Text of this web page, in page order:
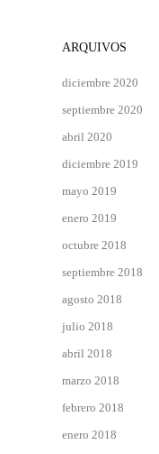
ARQUIVOS
diciembre 2020
septiembre 2020
abril 2020
diciembre 2019
mayo 2019
enero 2019
octubre 2018
septiembre 2018
agosto 2018
julio 2018
abril 2018
marzo 2018
febrero 2018
enero 2018